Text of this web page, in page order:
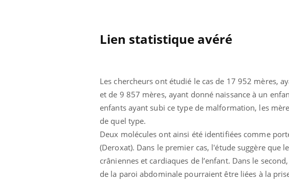
Lien statistique avéré
Les chercheurs ont étudié le cas de 17 952 mères,
et de 9 857 mères, ayant donné naissance à un
enfants ayant subi ce type de malformation, les
de quel type.
Deux molécules ont ainsi été identifiées comme
(Deroxat). Dans le premier cas, l'étude suggère
crâniennes et cardiaques de l’enfant. Dans le
de la paroi abdominale pourraient être liées à la